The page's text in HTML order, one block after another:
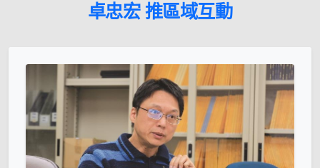
卓忠宏 推區域互動